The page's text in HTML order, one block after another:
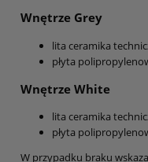
Wnętrze Grey
lita ceramika
płyta
Wnętrze White
lita ceramika
płyta
W przypadku braku